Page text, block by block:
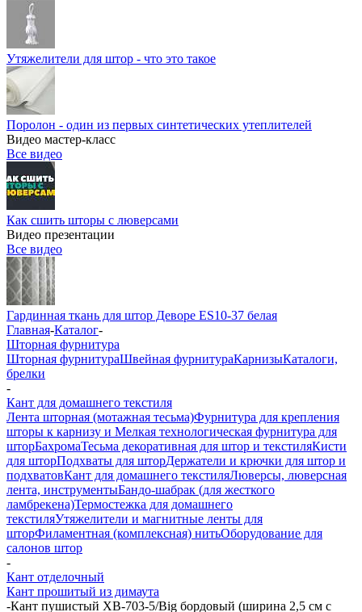
Утяжелители для штор - что это такое
Поролон - один из первых синтетических утеплителей
Видео мастер-класс
Все видео
Как сшить шторы с люверсами
Видео презентации
Все видео
Гардинная ткань для штор Деворе ES10-37 белая
Главная-Каталог-
Шторная фурнитура
Шторная фурнитураШвейная фурнитураКарнизыКаталоги,
брелки
-
Кант для домашнего текстиля
Лента шторная (мотажная тесьма)Фурнитура для крепления
шторы к карнизу и Мелкая технологическая фурнитура для
шторБахромаТесьма декоративная для штор и текстиляКисти
для шторПодхваты для шторДержатели и крючки для штор и
подхватовКант для домашнего текстиляЛюверсы, люверсная
лента, инструментыБандо-шабрак (для жесткого
ламбрекена)Термостежка для домашнего
текстиляУтяжелители и магнитные ленты для
шторФиламентная (комплексная) нитьОборудование для
салонов штор
-
Кант отделочный
Кант прошитый из димаута
-Кант пушистый XB-703-5/Big бордовый (ширина 2,5 см с